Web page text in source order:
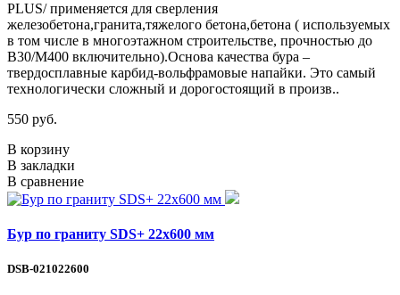
PLUS/ применяется для сверления
железобетона,гранита,тяжелого бетона,бетона ( используемых
в том числе в многоэтажном строительстве, прочностью до
В30/М400 включительно).Основа качества бура –
твердосплавные карбид-вольфрамовые напайки. Это самый
технологически сложный и дорогостоящий в произв..
550 руб.
В корзину
В закладки
В сравнение
Бур по граниту SDS+ 22х600 мм
DSB-021022600